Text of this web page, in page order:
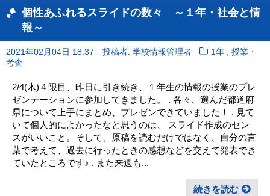
個性あふれるスライドの数々 ～１年・社会と情
報～
2021年02月04日 18:37 投稿者: 学校情報管理者 1年 ,授業・
考査
2/4(木)４限目、昨日に引き続き、１年生の情報の授業のプレ
ゼンテーションに参加してきました。 . 各々、選んだ都道府
県について上手にまとめ、プレゼンできていました！ . 見て
いて個人的によかったなと思うのは、 スライド作成のセン
スがいいこと。そして、原稿を読むだけではなく、自分の言
葉で考えて、過去に行ったときの感想などを交えて発表でき
ていたところです♪ . また来週も...
続きを読む